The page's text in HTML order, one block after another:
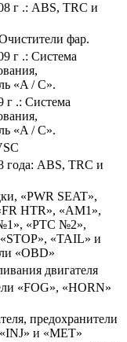
г .: ABS, TRC и
фар.
г .: Система
«A / C».
г .: Система
«A / C».
года: ABS, TRC и
«PWR SEAT»,
HTR», «AM1»,
«PTC №2»,
«TAIL» и
«OBD»
двигателя
«FOG», «HORN»
предохранители
и «MET»